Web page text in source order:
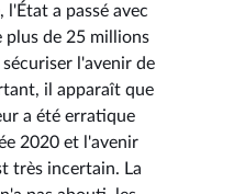
l'État a passé avec
de 25 millions
l'avenir de
il apparaît que
a été erratique
2020 et l'avenir
très incertain. La